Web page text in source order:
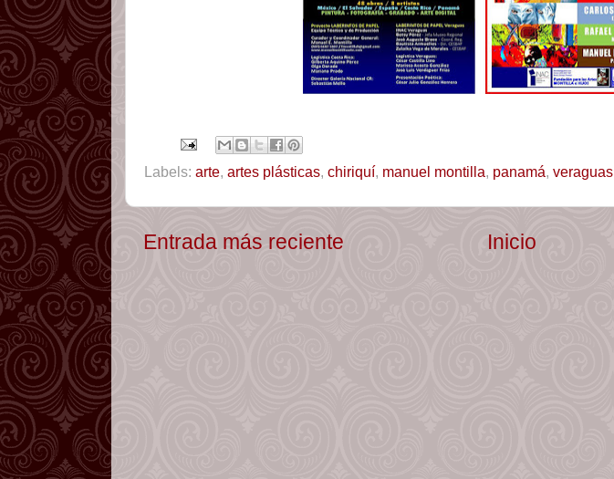
Labels: arte, artes plásticas, chiriquí, manuel montilla, panamá, veraguas
Entrada más reciente Inicio